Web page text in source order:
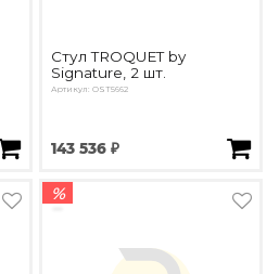
Стул TROQUET by
Signature, 2 шт.
Артикул: OST5662
143 536 ₽
%